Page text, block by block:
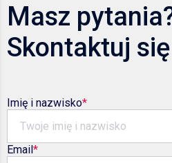
Masz
Skontaktuj
Imię i nazwisko
Email